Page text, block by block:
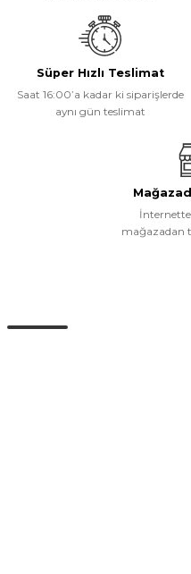
Ürün fiyatı diğer sitelerden daha
Bu ürüne benzer farklı
Süper Hızlı Teslimat
Saat 16:00’a kadar ki siparişlerde
aynı gün teslimat
mağazadan